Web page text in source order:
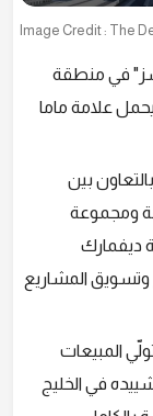
Image Credit : The
في منطقة
علامة ماما
بين
ومجموعة
ديفمارك
المشاريع
المبيعات
في الخليج